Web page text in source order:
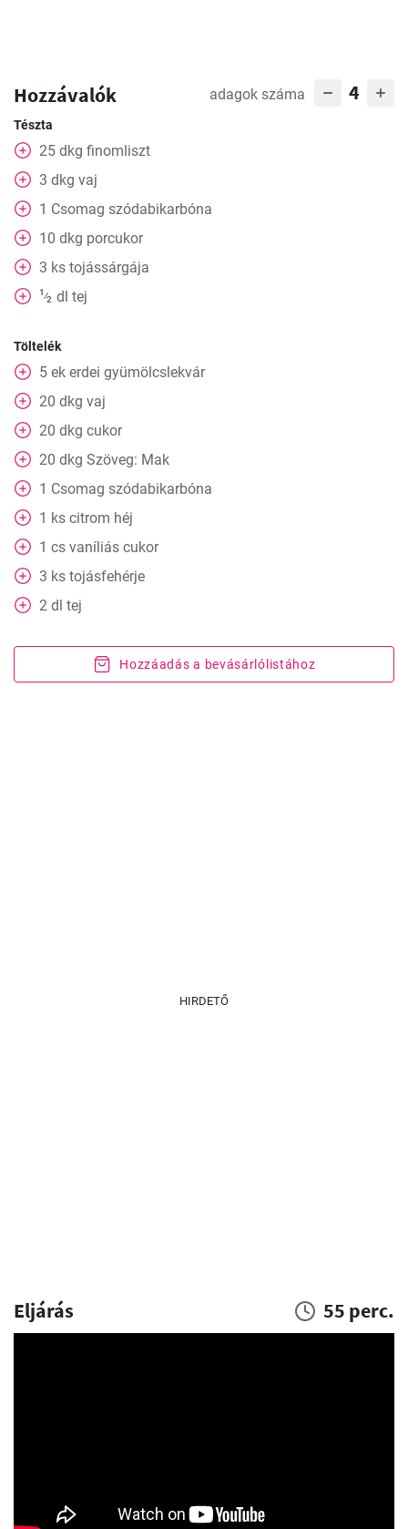
Hozzávalók adagok száma 4
Tészta
25 dkg finomliszt
3 dkg vaj
1 Csomag szódabikarbóna
10 dkg porcukor
3 ks tojássárgája
1⁄2 dl tej
Töltelék
5 ek erdei gyümölcslekvár
20 dkg vaj
20 dkg cukor
20 dkg Szöveg: Mak
1 Csomag szódabikarbóna
1 ks citrom héj
1 cs vaníliás cukor
3 ks tojásfehérje
2 dl tej
Hozzáadás a bevásárlólistához
HIRDETŐ
Eljárás 55 perc.